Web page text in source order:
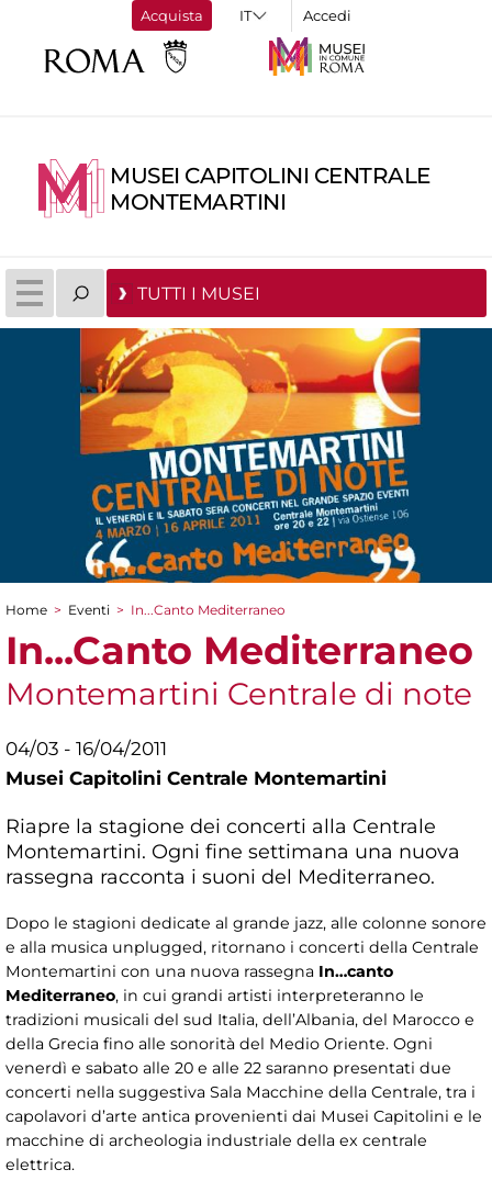
Acquista Accedi
MUSEI CAPITOLINI CENTRALE
MONTEMARTINI
TUTTI I MUSEI
Tu sei qui
Home > Eventi > In...Canto Mediterraneo
In...Canto Mediterraneo
Montemartini Centrale di note
04/03 - 16/04/2011
Musei Capitolini Centrale Montemartini
Riapre la stagione dei concerti alla Centrale
Montemartini. Ogni fine settimana una nuova
rassegna racconta i suoni del Mediterraneo.
Dopo le stagioni dedicate al grande jazz, alle colonne sonore
e alla musica unplugged, ritornano i concerti della Centrale
Montemartini con una nuova rassegna In…canto
Mediterraneo, in cui grandi artisti interpreteranno le
tradizioni musicali del sud Italia, dell’Albania, del Marocco e
della Grecia fino alle sonorità del Medio Oriente. Ogni
venerdì e sabato alle 20 e alle 22 saranno presentati due
concerti nella suggestiva Sala Macchine della Centrale, tra i
capolavori d’arte antica provenienti dai Musei Capitolini e le
macchine di archeologia industriale della ex centrale
elettrica.